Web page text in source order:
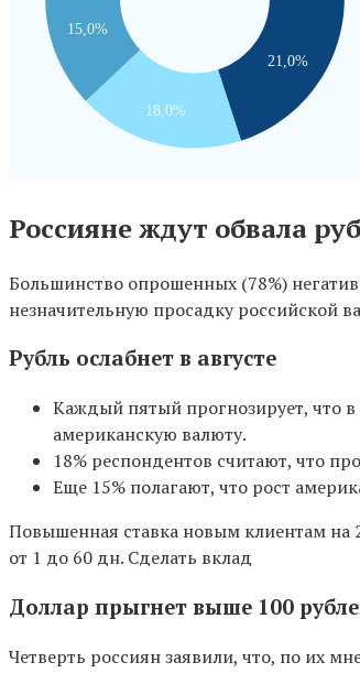
Россияне ждут обвала
Большинство опрошенных (78%)
незначительную просадку российской
Рубль ослабнет в августе
Каждый пятый прогнозирует, что
американскую валюту.
18% респондентов считают, что
Еще 15% полагают, что рост
Повышенная ставка новым клиентам на
от 1 до 60 дн. Сделать вклад
Доллар прыгнет выше 100
Четверть россиян заявили, что, по их